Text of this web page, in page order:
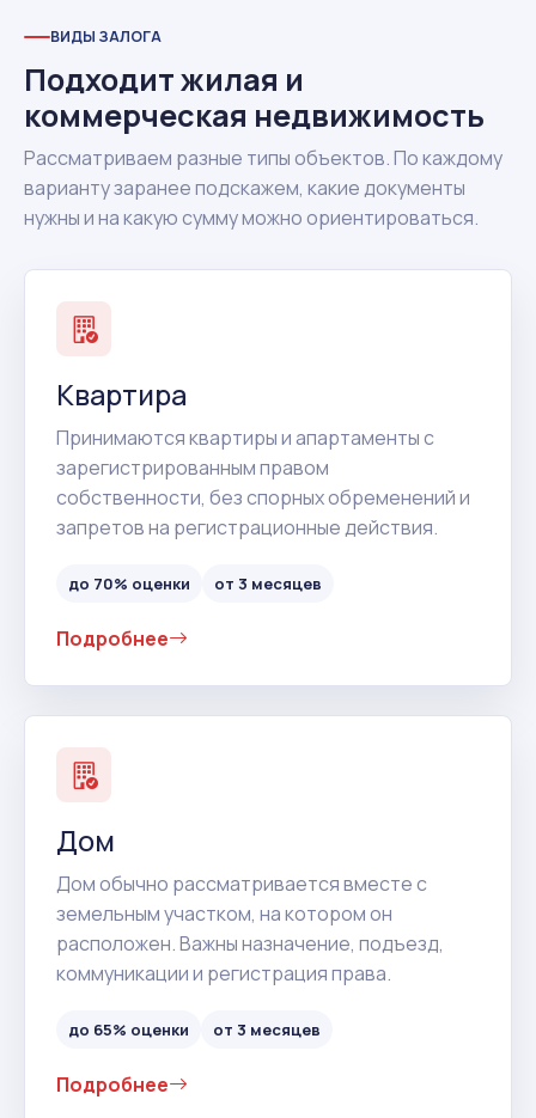
ВИДЫ ЗАЛОГА
Подходит жилая и
коммерческая недвижимость
Рассматриваем разные типы объектов. По каждому
варианту заранее подскажем, какие документы
нужны и на какую сумму можно ориентироваться.
Квартира
Принимаются квартиры и апартаменты с
зарегистрированным правом
собственности, без спорных обременений и
запретов на регистрационные действия.
до 70% оценки от 3 месяцев
Подробнее
Дом
Дом обычно рассматривается вместе с
земельным участком, на котором он
расположен. Важны назначение, подъезд,
коммуникации и регистрация права.
до 65% оценки от 3 месяцев
Подробнее